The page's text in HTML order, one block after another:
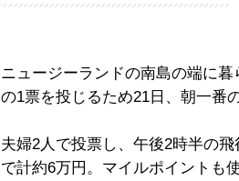
ニュージーランドの南島の端に暮
の1票を投じるため21日、朝一番
夫婦2人で投票し、午後2時半の
で計約6万円。マイルポイントも